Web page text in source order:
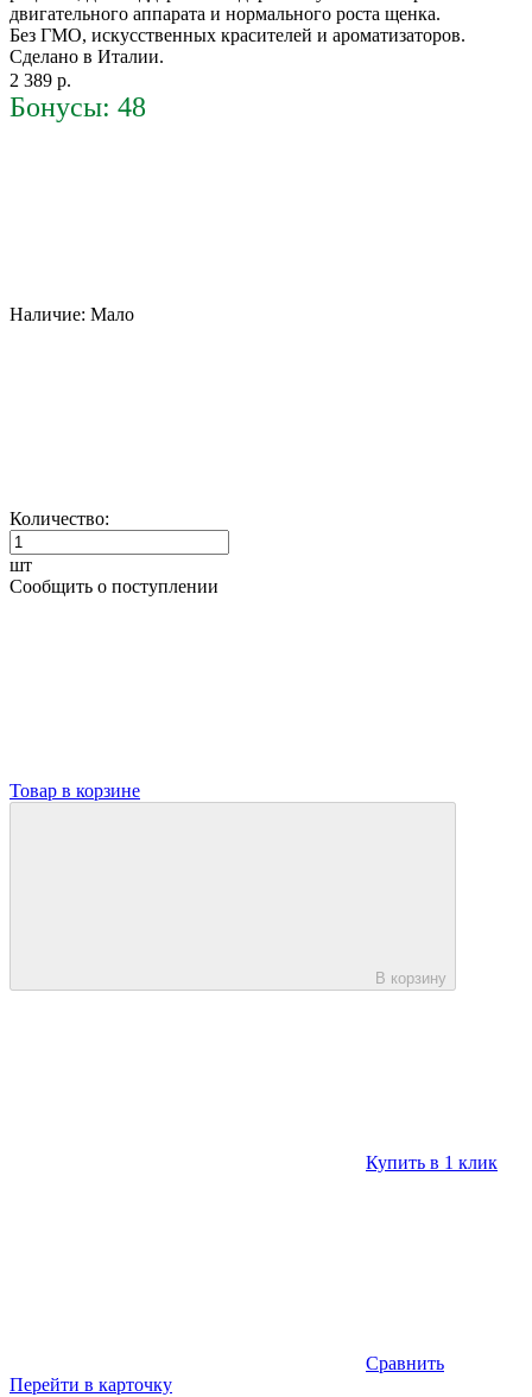
двигательного аппарата и нормального роста щенка.
Без ГМО, искусственных красителей и ароматизаторов.
Сделано в Италии.
2 389 р.
Бонусы: 48
Наличие: Мало
Количество:
шт
Сообщить о поступлении
Товар в корзине
В корзину
Купить в 1 клик
Сравнить
Перейти в карточку